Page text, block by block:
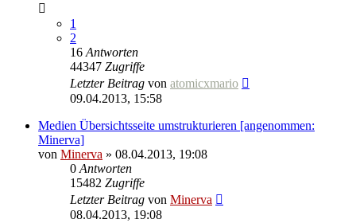
1
2
16 Antworten
44347 Zugriffe
Letzter Beitrag von atomicxmario
09.04.2013, 15:58
Medien Übersichtsseite umstrukturieren [angenommen:
Minerva]
von Minerva » 08.04.2013, 19:08
0 Antworten
15482 Zugriffe
Letzter Beitrag von Minerva
08.04.2013, 19:08